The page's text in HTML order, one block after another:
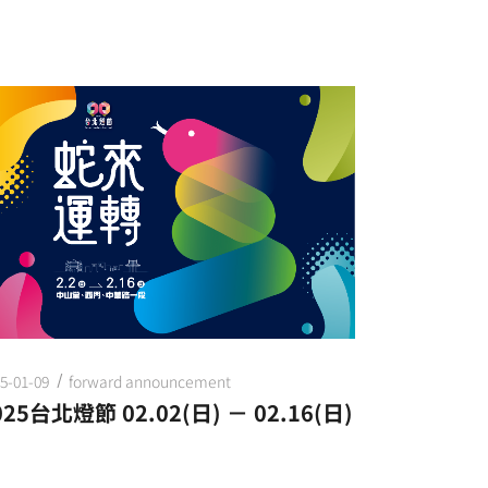
01-09 forward announcement
台北燈節 02.02(日) － 02.16(日)